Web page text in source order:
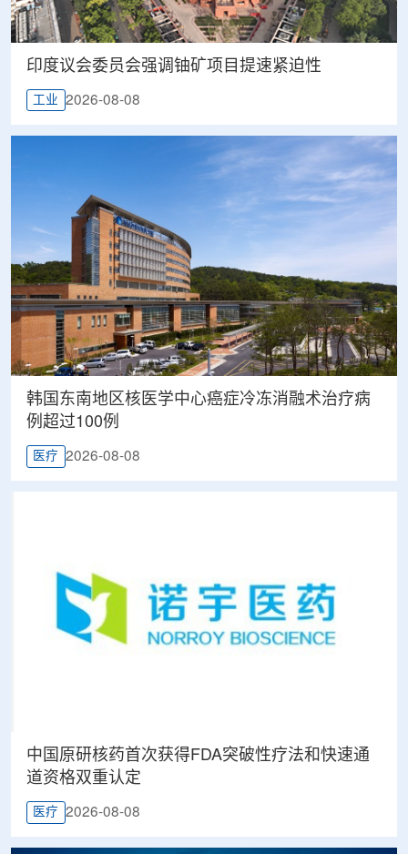
印度议会委员会强调铀矿项目提速紧迫性
工业 2026-08-08
韩国东南地区核医学中心癌症冷冻消融术治疗病
例超过100例
医疗 2026-08-08
中国原研核药首次获得FDA突破性疗法和快速通
道资格双重认定
医疗 2026-08-08